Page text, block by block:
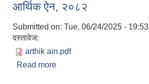
नीति, तथा बजेट पुस्तिका
आर्थिक ऐन, २०८२
Submitted on: Tue, 06/24/2025 - 19:53
दस्तावेज:
arthik ain.pdf
Read more